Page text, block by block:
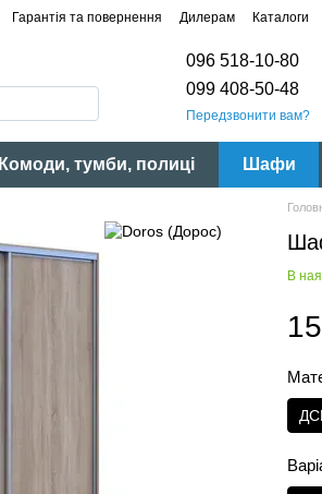
Гарантія та повернення Дилерам Каталоги
096 518-10-80
099 408-50-48
Передзвонити вам?
Комоди, тумби, полиці Шафи
В